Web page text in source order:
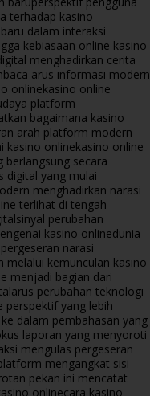
terhadap kasino
dalam interaksi
kebiasaan online kasino
menghadirkan cerita
arus informasi modern
onlinekasino online
platform
bagaimana kasino
arah platform modern
kasino onlinekasino online
secara
digital yang mulai
menghadirkan narasi
terlihat di tengah
sinyal perubahan
kasino onlinedunia
narasi
kemunculan kasino
menjadi bagian dari
arus perubahan teknologi
perspektif yang lebih
dalam pembahasan yang
laporan yang menyoroti
mengulas pergeseran
mengangkat sisi
pekan ini mencatat
onlinecara kasino